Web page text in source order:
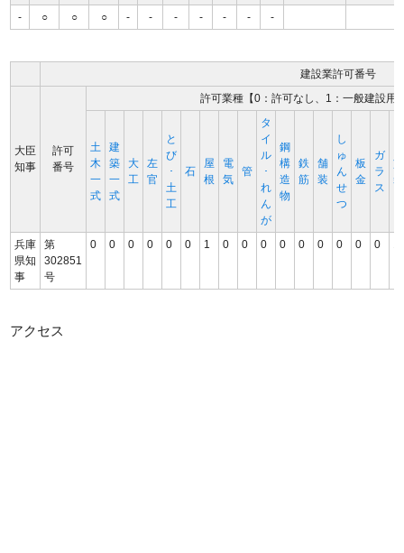
- ○ ○ ○ - - - - - - -
建設業許可番号
大臣
知事
許可
番号
許可業種【0：許可なし、1：一般建設用
土
木
一
式
建
築
一
式
大
工
左
官
と
び
･
土
工
石
屋
根
電
気
管
タ
イ
ル
･
れ
ん
が
鋼
構
造
物
鉄
筋
舗
装
し
ゅ
ん
せ
つ
板
金
ガ
ラ
ス
塗
装
兵庫
県知
事
第
302851
号
0 0 0 0 0 0 1 0 0 0 0 0 0 0 0 0
アクセス